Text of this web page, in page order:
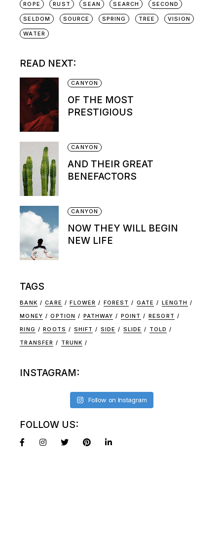
ROPE RUST SEAN SEARCH SECOND
SELDOM SOURCE SPRING TREE VISION
WATER
READ NEXT:
CANYON
OF THE MOST
PRESTIGIOUS
CANYON
AND THEIR GREAT
BENEFACTORS
CANYON
NOW THEY WILL BEGIN
NEW LIFE
TAGS
BANK CARE FLOWER FOREST GATE
LENGTH
MONEY
OPTION PATHWAY POINT
RESORT
RING
ROOTS SHIFT SIDE SLIDE
TOLD
TRANSFER
TRUNK
INSTAGRAM:
Follow on Instagram
FOLLOW US: